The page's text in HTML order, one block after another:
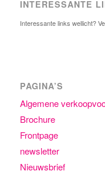
INTERESSANTE
Interessante links wellicht?
PAGINA’S
Algemene
Brochure
Frontpage
newsletter
Nieuwsbrief